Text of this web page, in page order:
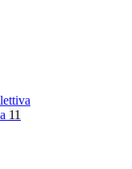
11